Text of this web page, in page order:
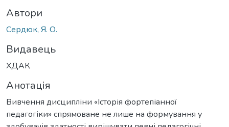
Автори
Сердюк, Я. О.
Видавець
ХДАК
Анотація
Вивчення дисципліни «Історія фортепіанної
педагогіки» спрямоване не лише на формування у